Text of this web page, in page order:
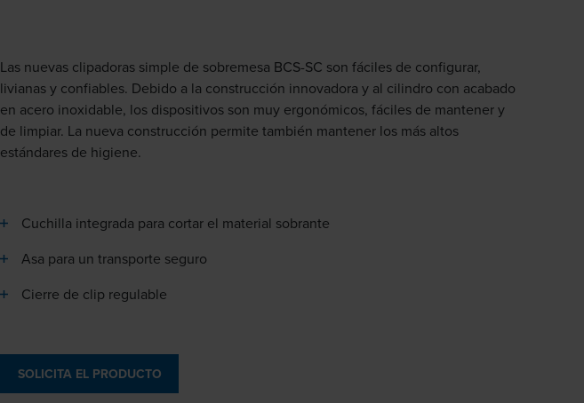
Las nuevas clipadoras simple de sobremesa BCS-SC son fáciles de configurar,
livianas y confiables. Debido a la construcción innovadora y al cilindro con acabado
en acero inoxidable, los dispositivos son muy ergonómicos, fáciles de mantener y
de limpiar. La nueva construcción permite también mantener los más altos
estándares de higiene.
Cuchilla integrada para cortar el material sobrante
Asa para un transporte seguro
Cierre de clip regulable
SOLICITA EL PRODUCTO